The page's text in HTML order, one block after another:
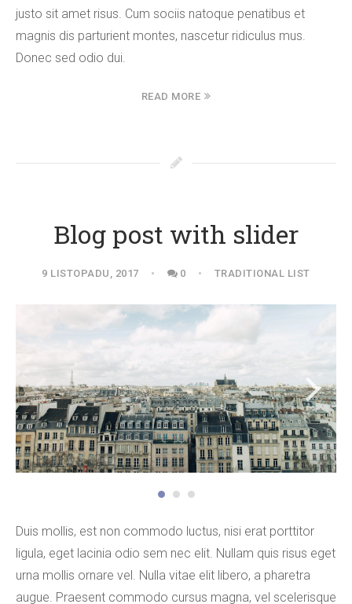
justo sit amet risus. Cum sociis natoque penatibus et
magnis dis parturient montes, nascetur ridiculus mus.
Donec sed odio dui.
READ MORE
Blog post with slider
9 LISTOPADU, 2017 0 TRADITIONAL LIST
Duis mollis, est non commodo luctus, nisi erat porttitor
ligula, eget lacinia odio sem nec elit. Nullam quis risus eget
urna mollis ornare vel. Nulla vitae elit libero, a pharetra
augue. Praesent commodo cursus magna, vel scelerisque